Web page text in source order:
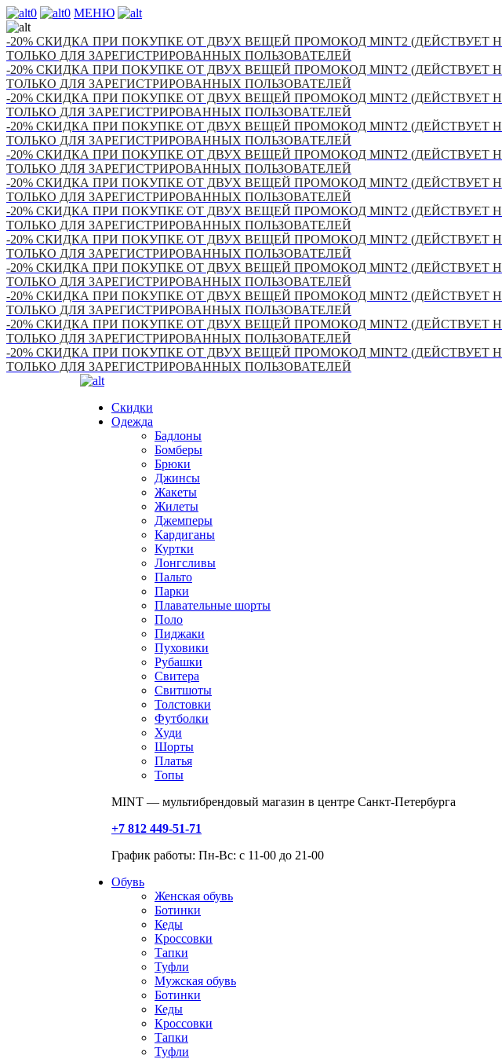
0 0 МЕНЮ
-20% СКИДКА ПРИ ПОКУПКЕ ОТ ДВУХ ВЕЩЕЙ ПРОМОКОД MINT2
ТОЛЬКО ДЛЯ ЗАРЕГИСТРИРОВАННЫХ ПОЛЬЗОВАТЕЛЕЙ
-20% СКИДКА ПРИ ПОКУПКЕ ОТ ДВУХ ВЕЩЕЙ ПРОМОКОД MINT2
ТОЛЬКО ДЛЯ ЗАРЕГИСТРИРОВАННЫХ ПОЛЬЗОВАТЕЛЕЙ
-20% СКИДКА ПРИ ПОКУПКЕ ОТ ДВУХ ВЕЩЕЙ ПРОМОКОД MINT2
ТОЛЬКО ДЛЯ ЗАРЕГИСТРИРОВАННЫХ ПОЛЬЗОВАТЕЛЕЙ
-20% СКИДКА ПРИ ПОКУПКЕ ОТ ДВУХ ВЕЩЕЙ ПРОМОКОД MINT2
ТОЛЬКО ДЛЯ ЗАРЕГИСТРИРОВАННЫХ ПОЛЬЗОВАТЕЛЕЙ
-20% СКИДКА ПРИ ПОКУПКЕ ОТ ДВУХ ВЕЩЕЙ ПРОМОКОД MINT2
ТОЛЬКО ДЛЯ ЗАРЕГИСТРИРОВАННЫХ ПОЛЬЗОВАТЕЛЕЙ
-20% СКИДКА ПРИ ПОКУПКЕ ОТ ДВУХ ВЕЩЕЙ ПРОМОКОД MINT2
ТОЛЬКО ДЛЯ ЗАРЕГИСТРИРОВАННЫХ ПОЛЬЗОВАТЕЛЕЙ
-20% СКИДКА ПРИ ПОКУПКЕ ОТ ДВУХ ВЕЩЕЙ ПРОМОКОД MINT2
ТОЛЬКО ДЛЯ ЗАРЕГИСТРИРОВАННЫХ ПОЛЬЗОВАТЕЛЕЙ
-20% СКИДКА ПРИ ПОКУПКЕ ОТ ДВУХ ВЕЩЕЙ ПРОМОКОД MINT2
ТОЛЬКО ДЛЯ ЗАРЕГИСТРИРОВАННЫХ ПОЛЬЗОВАТЕЛЕЙ
-20% СКИДКА ПРИ ПОКУПКЕ ОТ ДВУХ ВЕЩЕЙ ПРОМОКОД MINT2
ТОЛЬКО ДЛЯ ЗАРЕГИСТРИРОВАННЫХ ПОЛЬЗОВАТЕЛЕЙ
-20% СКИДКА ПРИ ПОКУПКЕ ОТ ДВУХ ВЕЩЕЙ ПРОМОКОД MINT2
ТОЛЬКО ДЛЯ ЗАРЕГИСТРИРОВАННЫХ ПОЛЬЗОВАТЕЛЕЙ
-20% СКИДКА ПРИ ПОКУПКЕ ОТ ДВУХ ВЕЩЕЙ ПРОМОКОД MINT2
ТОЛЬКО ДЛЯ ЗАРЕГИСТРИРОВАННЫХ ПОЛЬЗОВАТЕЛЕЙ
-20% СКИДКА ПРИ ПОКУПКЕ ОТ ДВУХ ВЕЩЕЙ ПРОМОКОД MINT2
ТОЛЬКО ДЛЯ ЗАРЕГИСТРИРОВАННЫХ ПОЛЬЗОВАТЕЛЕЙ
Скидки
Одежда
Бадлоны
Бомберы
Брюки
Джинсы
Жакеты
Жилеты
Джемперы
Кардиганы
Куртки
Лонгсливы
Пальто
Парки
Плавательные шорты
Поло
Пиджаки
Пуховики
Рубашки
Свитера
Свитшоты
Толстовки
Футболки
Худи
Шорты
Платья
Топы
MINT — мультибрендовый магазин в центре Санкт-Петербурга
+7 812 449-51-71
График работы: Пн-Вс: с 11-00 до 21-00
Обувь
Женская обувь
Ботинки
Кеды
Кроссовки
Тапки
Туфли
Мужская обувь
Ботинки
Кеды
Кроссовки
Тапки
Туфли